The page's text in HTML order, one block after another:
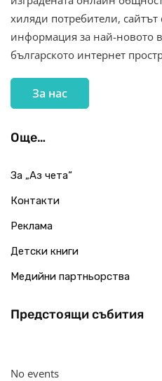
хиляди потребители,
информация за най-новото
българското интернет
За нас
Още…
За „Аз чета“
Контакти
Реклама
Детски книги
Медийни партньорства
Предстоящи събития
No events